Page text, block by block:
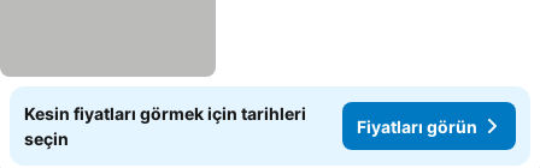
Kesin fiyatları görmek için tarihleri
seçin
Fiyatları görün